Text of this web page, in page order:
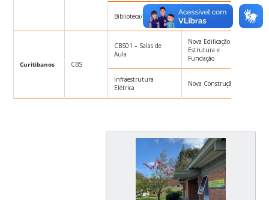
Biblioteca/Auditório
Nova Edificação –
Conclusão
Curitibanos CBS
CBS01 – Salas de
Aula
Nova Edificação –
Estrutura e
Fundação
Infraestrutura
Elétrica
Nova Construção